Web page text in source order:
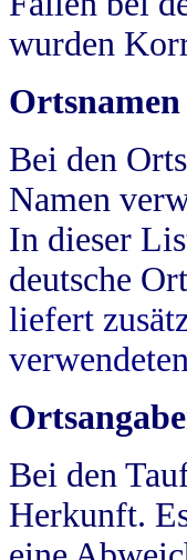
wurden
Ortsnamen
Bei den
Namen
In dieser
deutsche
liefert
Bei den
Herkunft.